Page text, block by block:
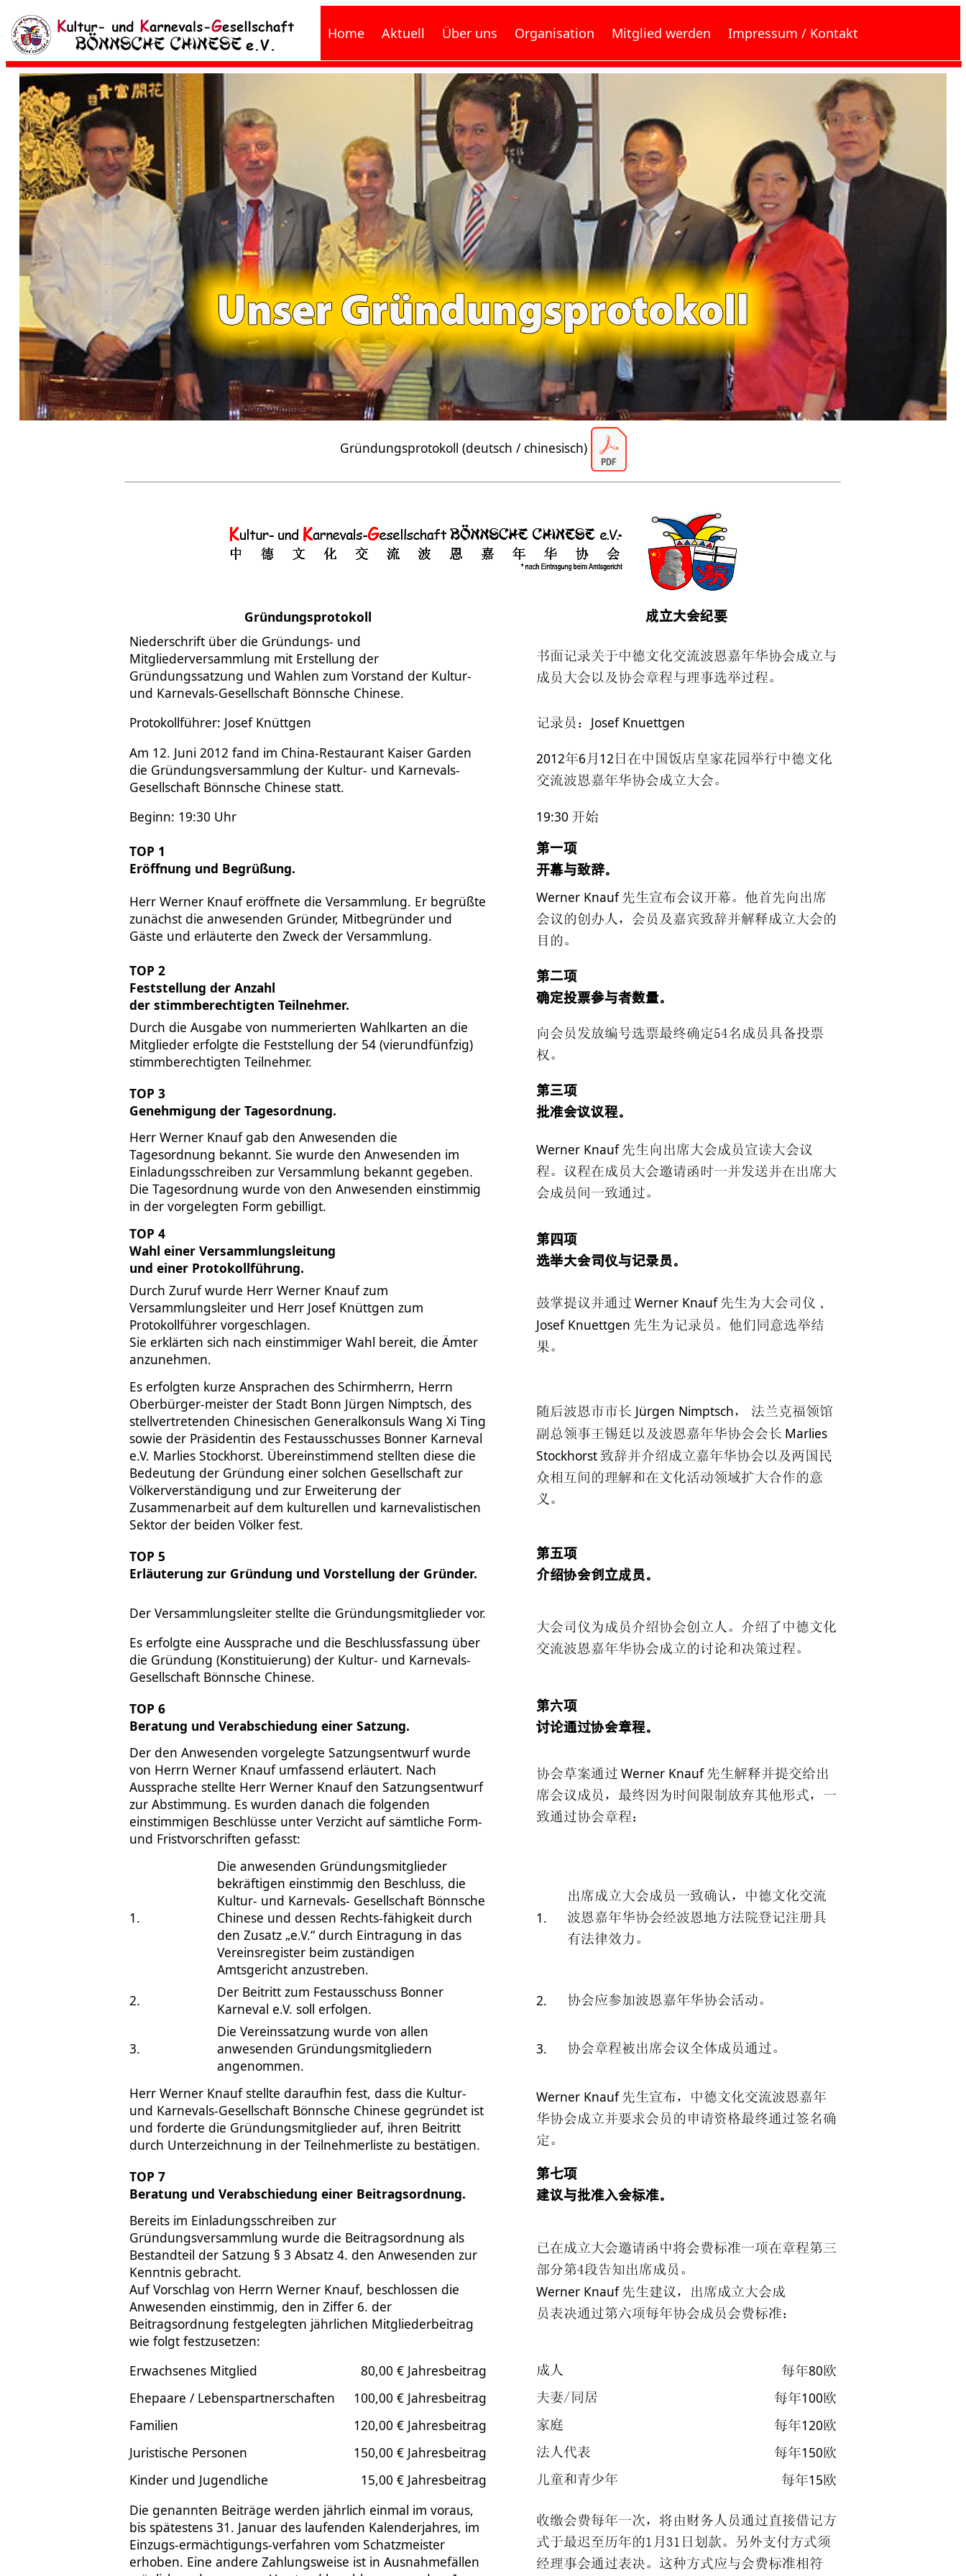
Home Aktuell Über uns Organisation Mitglied werden Impressum / Kontakt
Gründungsprotokoll (deutsch / chinesisch)
Gründungsprotokoll 成立大会纪要
Niederschrift über die Gründungs- und
Mitgliederversammlung mit Erstellung der
Gründungssatzung und Wahlen zum Vorstand der Kultur-
und Karnevals-Gesellschaft Bönnsche Chinese.
书面记录关于中德文化交流波恩嘉年华协会成立与
成员大会以及协会章程与理事选举过程。
Protokollführer: Josef Knüttgen 记录员： Josef Knuettgen
Am 12. Juni 2012 fand im China-Restaurant Kaiser Garden
die Gründungsversammlung der Kultur- und Karnevals-
Gesellschaft Bönnsche Chinese statt.
2012年6 月 12 日在中国饭店皇家花园举行中德文化
交流波恩嘉年华协会成立大会。
Beginn: 19:30 Uhr 19:30 开始
TOP 1
Eröffnung und Begrüßung.
第一项
开幕与致辞。
Herr Werner Knauf eröffnete die Versammlung. Er begrüßte
zunächst die anwesenden Gründer, Mitbegründer und
Gäste und erläuterte den Zweck der Versammlung.
Werner Knauf 先生宣布会议开幕。他首先向出席
会议的创办人，会员及嘉宾致辞并解释成立大会的
目的。
TOP 2
Feststellung der Anzahl
der stimmberechtigten Teilnehmer.
第二项
确定投票参与者数量。
Durch die Ausgabe von nummerierten Wahlkarten an die
Mitglieder erfolgte die Feststellung der 54 (vierundfünfzig)
stimmberechtigten Teilnehmer.
向会员发放编号选票最终确定54名成员具备投票
权。
TOP 3
Genehmigung der Tagesordnung.
第三项
批准会议议程。
Herr Werner Knauf gab den Anwesenden die
Tagesordnung bekannt. Sie wurde den Anwesenden im
Einladungsschreiben zur Versammlung bekannt gegeben.
Die Tagesordnung wurde von den Anwesenden einstimmig
in der vorgelegten Form gebilligt.
Werner Knauf 先生向出席大会成员宣读大会议
程。议程在成员大会邀请函时一并发送并在出席大
会成员间一致通过。
TOP 4
Wahl einer Versammlungsleitung
und einer Protokollführung.
第四项
选举大会司仪与记录员。
Durch Zuruf wurde Herr Werner Knauf zum
Versammlungsleiter und Herr Josef Knüttgen zum
Protokollführer vorgeschlagen.
Sie erklärten sich nach einstimmiger Wahl bereit, die Ämter
anzunehmen.
鼓掌提议并通过 Werner Knauf 先生为大会司仪 ，
Josef Knuettgen 先生为记录员。他们同意选举结
果。
Es erfolgten kurze Ansprachen des Schirmherrn, Herrn
Oberbürger-meister der Stadt Bonn Jürgen Nimptsch, des
stellvertretenden Chinesischen Generalkonsuls Wang Xi Ting
sowie der Präsidentin des Festausschusses Bonner Karneval
e.V. Marlies Stockhorst. Übereinstimmend stellten diese die
Bedeutung der Gründung einer solchen Gesellschaft zur
Völkerverständigung und zur Erweiterung der
Zusammenarbeit auf dem kulturellen und karnevalistischen
Sektor der beiden Völker fest.
随后波恩市市长 Jürgen Nimptsch， 法兰克福领馆
副总领事王锡廷以及波恩嘉年华协会会长 Marlies
Stockhorst 致辞并介绍成立嘉年华协会以及两国民
众相互间的理解和在文化活动领域扩大合作的意
义。
TOP 5
Erläuterung zur Gründung und Vorstellung der Gründer.
第五项
介绍协会创立成员。
Der Versammlungsleiter stellte die Gründungsmitglieder vor.
Es erfolgte eine Aussprache und die Beschlussfassung über
die Gründung (Konstituierung) der Kultur- und Karnevals-
Gesellschaft Bönnsche Chinese.
大会司仪为成员介绍协会创立人。介绍了中德文化
交流波恩嘉年华协会成立的讨论和决策过程。
TOP 6
Beratung und Verabschiedung einer Satzung.
第六项
讨论通过协会章程。
Der den Anwesenden vorgelegte Satzungsentwurf wurde
von Herrn Werner Knauf umfassend erläutert. Nach
Aussprache stellte Herr Werner Knauf den Satzungsentwurf
zur Abstimmung. Es wurden danach die folgenden
einstimmigen Beschlüsse unter Verzicht auf sämtliche Form-
und Fristvorschriften gefasst:
协会草案通过 Werner Knauf 先生解释并提交给出
席会议成员，最终因为时间限制放弃其他形式，一
致通过协会章程：
1.
Die anwesenden Gründungsmitglieder
bekräftigen einstimmig den Beschluss, die
Kultur- und Karnevals- Gesellschaft Bönnsche
Chinese und dessen Rechts-fähigkeit durch
den Zusatz „e.V.“ durch Eintragung in das
Vereinsregister beim zuständigen
Amtsgericht anzustreben.
1.
出席成立大会成员一致确认，中德文化交流
波恩嘉年华协会经波恩地方法院登记注册具
有法律效力。
2.
Der Beitritt zum Festausschuss Bonner
Karneval e.V. soll erfolgen.
2. 协会应参加波恩嘉年华协会活动。
3.
Die Vereinssatzung wurde von allen
anwesenden Gründungsmitgliedern
angenommen.
3. 协会章程被出席会议全体成员通过。
Herr Werner Knauf stellte daraufhin fest, dass die Kultur-
und Karnevals-Gesellschaft Bönnsche Chinese gegründet ist
und forderte die Gründungsmitglieder auf, ihren Beitritt
durch Unterzeichnung in der Teilnehmerliste zu bestätigen.
Werner Knauf 先生宣布，中德文化交流波恩嘉年
华协会成立并要求会员的申请资格最终通过签名确
定。
TOP 7
Beratung und Verabschiedung einer Beitragsordnung.
第七项
建议与批准入会标准。
Bereits im Einladungsschreiben zur
Gründungsversammlung wurde die Beitragsordnung als
Bestandteil der Satzung § 3 Absatz 4. den Anwesenden zur
Kenntnis gebracht.
Auf Vorschlag von Herrn Werner Knauf, beschlossen die
Anwesenden einstimmig, den in Ziffer 6. der
Beitragsordnung festgelegten jährlichen Mitgliederbeitrag
wie folgt festzusetzen:
已在成立大会邀请函中将会费标准一项在章程第三
部分第4段告知出席成员。
Werner Knauf 先生建议，出席成立大会成
员表决通过第六项每年协会成员会费标准：
Erwachsenes Mitglied 80,00 € Jahresbeitrag 成人 每年80 欧
Ehepaare / Lebenspartnerschaften 100,00 € Jahresbeitrag 夫妻/同居 每年100 欧
Familien 120,00 € Jahresbeitrag 家庭 每年120 欧
Juristische Personen 150,00 € Jahresbeitrag 法人代表 每年150 欧
Kinder und Jugendliche 15,00 € Jahresbeitrag 儿童和青少年 每年15 欧
Die genannten Beiträge werden jährlich einmal im voraus,
bis spätestens 31. Januar des laufenden Kalenderjahres, im
Einzugs-ermächtigungs-verfahren vom Schatzmeister
erhoben. Eine andere Zahlungsweise ist in Ausnahmefällen
收缴会费每年一次，将由财务人员通过直接借记方
式于最迟至历年的1月31日划款。另外支付方式须
经理事会通过表决。这种方式应与会费标准相符